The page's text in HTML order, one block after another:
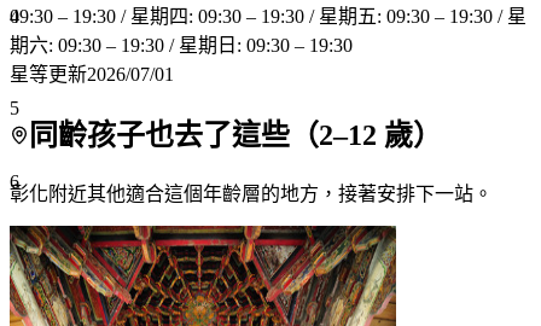
4
5
6
7+
09:30 – 19:30 / 星期四: 09:30 – 19:30 / 星期五: 09:30 – 19:30 / 星
期六: 09:30 – 19:30 / 星期日: 09:30 – 19:30
星等更新2026/07/01
同齡孩子也去了這些（2–12 歲）
彰化附近其他適合這個年齡層的地方，接著安排下一站。